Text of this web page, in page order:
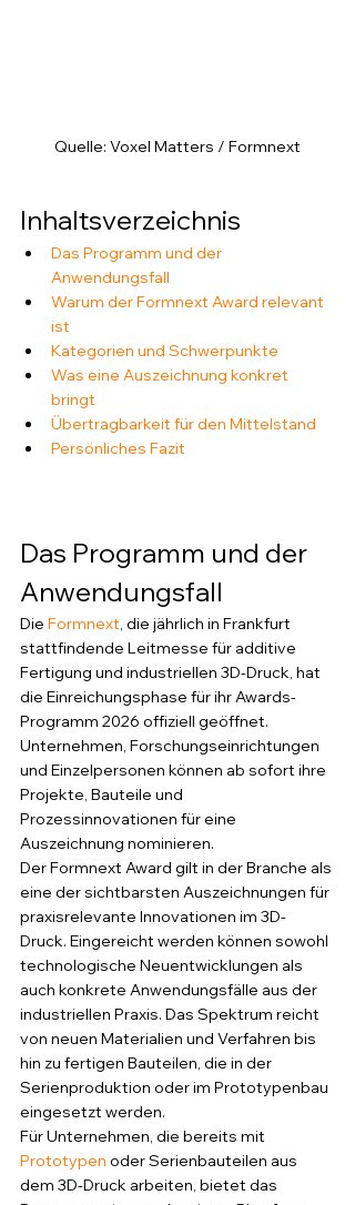
Quelle: Voxel Matters / Formnext
Inhaltsverzeichnis
Das Programm und der
Anwendungsfall
Warum der Formnext Award relevant
ist
Kategorien und Schwerpunkte
Was eine Auszeichnung konkret
bringt
Übertragbarkeit für den Mittelstand
Persönliches Fazit
Das Programm und der
Anwendungsfall
Die Formnext , die jährlich in Frankfurt
stattfindende Leitmesse für additive
Fertigung und industriellen 3D-Druck, hat
die Einreichungsphase für ihr Awards-
Programm 2026 offiziell geöffnet.
Unternehmen, Forschungseinrichtungen
und Einzelpersonen können ab sofort ihre
Projekte, Bauteile und
Prozessinnovationen für eine
Auszeichnung nominieren.
Der Formnext Award gilt in der Branche als
eine der sichtbarsten Auszeichnungen für
praxisrelevante Innovationen im 3D-
Druck. Eingereicht werden können sowohl
technologische Neuentwicklungen als
auch konkrete Anwendungsfälle aus der
industriellen Praxis. Das Spektrum reicht
von neuen Materialien und Verfahren bis
hin zu fertigen Bauteilen, die in der
Serienproduktion oder im Prototypenbau
eingesetzt werden.
Für Unternehmen, die bereits mit
Prototypen oder Serienbauteilen aus
dem 3D-Druck arbeiten, bietet das